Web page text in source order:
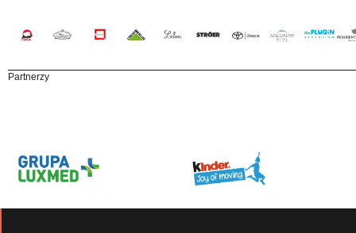
Partnerzy